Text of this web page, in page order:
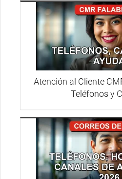
Atención al Cliente
Teléfonos y